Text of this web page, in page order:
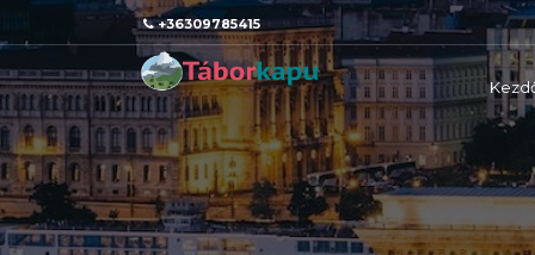
+36309785415